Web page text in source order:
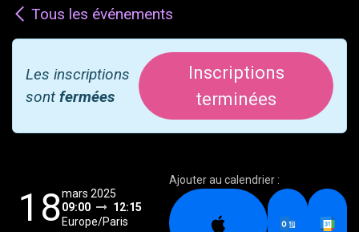
Tous les événements
Les inscriptions
sont fermées
Inscriptions
terminées
18mars 2025
09:00
12:15
Europe/Paris
Ajouter au calendrier :